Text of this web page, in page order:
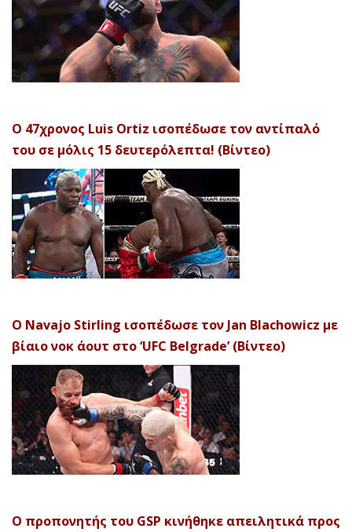
Ο 47χρονος Luis Ortiz ισοπέδωσε τον αντίπαλό
του σε μόλις 15 δευτερόλεπτα! (Βίντεο)
Ο Navajo Stirling ισοπέδωσε τον Jan Blachowicz με
βίαιο νοκ άουτ στο ‘UFC Belgrade’ (Βίντεο)
Ο προπονητής του GSP κινήθηκε απειλητικά προς